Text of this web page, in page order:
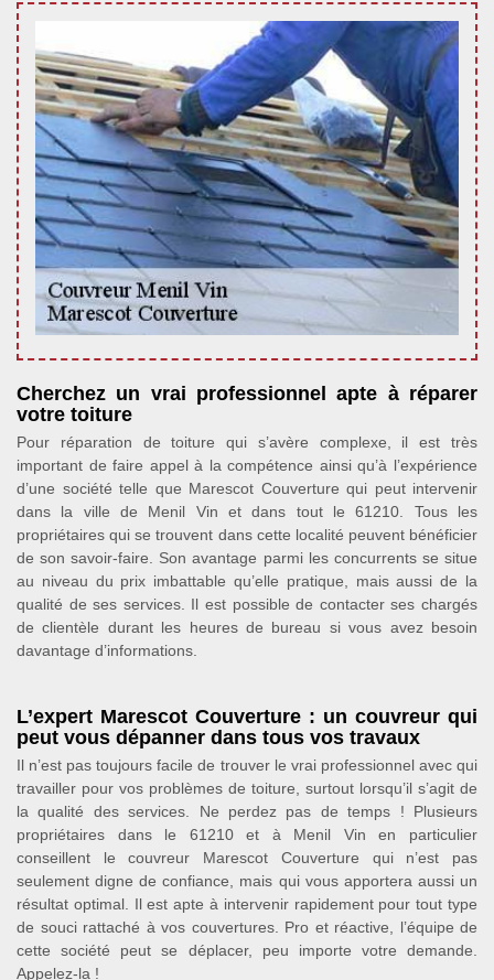
Cherchez un vrai professionnel apte à réparer
votre toiture
Pour réparation de toiture qui s’avère complexe, il est très
important de faire appel à la compétence ainsi qu’à l’expérience
d’une société telle que Marescot Couverture qui peut intervenir
dans la ville de Menil Vin et dans tout le 61210. Tous les
propriétaires qui se trouvent dans cette localité peuvent bénéficier
de son savoir-faire. Son avantage parmi les concurrents se situe
au niveau du prix imbattable qu’elle pratique, mais aussi de la
qualité de ses services. Il est possible de contacter ses chargés
de clientèle durant les heures de bureau si vous avez besoin
davantage d’informations.
L’expert Marescot Couverture : un couvreur qui
peut vous dépanner dans tous vos travaux
Il n’est pas toujours facile de trouver le vrai professionnel avec qui
travailler pour vos problèmes de toiture, surtout lorsqu’il s’agit de
la qualité des services. Ne perdez pas de temps ! Plusieurs
propriétaires dans le 61210 et à Menil Vin en particulier
conseillent le couvreur Marescot Couverture qui n’est pas
seulement digne de confiance, mais qui vous apportera aussi un
résultat optimal. Il est apte à intervenir rapidement pour tout type
de souci rattaché à vos couvertures. Pro et réactive, l’équipe de
cette société peut se déplacer, peu importe votre demande.
Appelez-la !